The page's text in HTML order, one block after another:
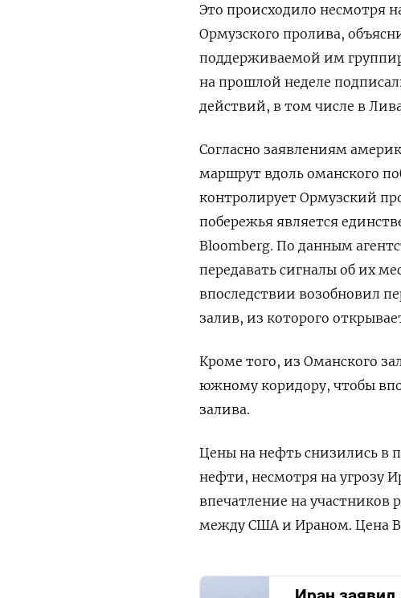
Это происходило несмотря
Ормузского пролива,
поддерживаемой им
на прошлой неделе
действий, в том числе в
Согласно заявлениям
маршрут вдоль оманского
контролирует Ормузский
побережья является
Bloomberg. По данным
передавать сигналы об их
впоследствии возобновил
залив, из которого
Кроме того, из Оманского
южному коридору, чтобы
залива.
Цены на нефть снизились в
нефти, несмотря на угрозу
впечатление на участников
между США и Ираном. Цена